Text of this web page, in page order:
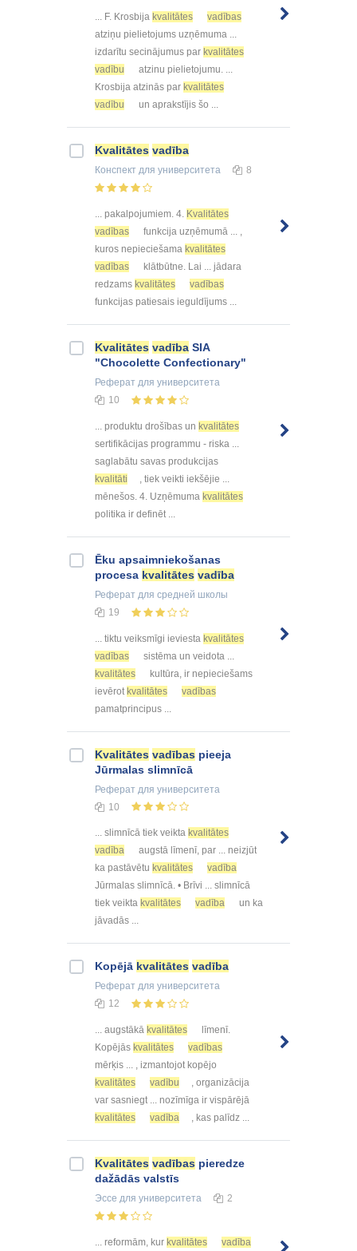
... F. Krosbija kvalitātes
vadības
atziņu pielietojums uzņēmuma ...
izdarītu secinājumus par kvalitātes
vadību
atzinu pielietojumu. ...
Krosbija atzinās par kvalitātes
vadību
un aprakstījis šo ...
Kvalitātes vadība
Конспект для университета 8
... pakalpojumiem. 4. Kvalitātes
vadības
funkcija uzņēmumā ... ,
kuros nepieciešama kvalitātes
vadības
klātbūtne. Lai ... jādara
redzams kvalitātes
vadības
funkcijas patiesais ieguldījums ...
Kvalitātes vadība SIA
"Chocolette Confectionary"
Реферат для университета
10
... produktu drošības un kvalitātes
sertifikācijas programmu - riska ...
saglabātu savas produkcijas
kvalitāti
, tiek veikti iekšējie ...
mēnešos. 4. Uzņēmuma kvalitātes
politika ir definēt ...
Ēku apsaimniekošanas
procesa kvalitātes vadība
Реферат для средней школы
19
... tiktu veiksmīgi ieviesta kvalitātes
vadības
sistēma un veidota ...
kvalitātes
kultūra, ir nepieciešams
ievērot kvalitātes
vadības
pamatprincipus ...
Kvalitātes vadības pieeja
Jūrmalas slimnīcā
Реферат для университета
10
... slimnīcā tiek veikta kvalitātes
vadība
augstā līmenī, par ... neizjūt
ka pastāvētu kvalitātes
vadība
Jūrmalas slimnīcā. • Brīvi ... slimnīcā
tiek veikta kvalitātes vadība
un ka
jāvadās ...
Kopējā kvalitātes vadība
Реферат для университета
12
... augstākā kvalitātes
līmenī.
Kopējās kvalitātes
vadības
mērķis ... , izmantojot kopējo
kvalitātes
vadību
, organizācija
var sasniegt ... nozīmīga ir vispārējā
kvalitātes
vadība , kas palīdz ...
Kvalitātes vadības pieredze
dažādās valstīs
Эссе для университета 2
... reformām, kur kvalitātes vadība